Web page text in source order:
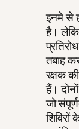
इनमे से
है।
तबाह
रक्षक
हैं।
जो
शिविरों